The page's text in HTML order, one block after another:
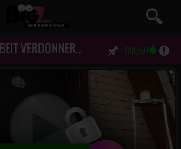
EROTIKVON NEBENAN ...
ZUR MALERARBEIT VERDONNERT!! WENN AUS PFLICHT EIN SPAß PROGRAMM WIRD (100%)